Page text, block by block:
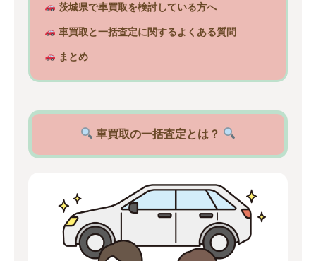
茨城県で車買取を検討している方へ
車買取と一括査定に関するよくある質問
まとめ
車買取の一括査定とは？